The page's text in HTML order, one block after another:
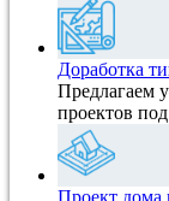
Доработка
Предлагаем
проектов
Проект дома